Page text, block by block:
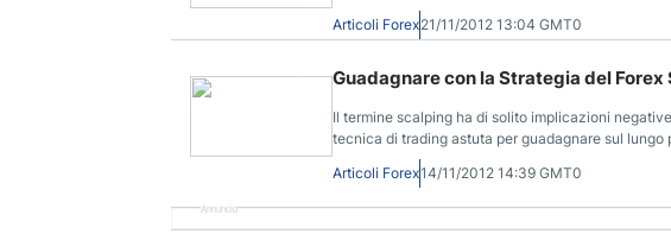
e specialmente cosa influenza il USD.
Articoli Forex21/11/2012 13:04 GMT0
Guadagnare con la Strategia del
Il termine scalping ha di solito implicazioni
tecnica di trading astuta per guadagnare sul lungo
Articoli Forex14/11/2012 14:39 GMT0
Annuncio